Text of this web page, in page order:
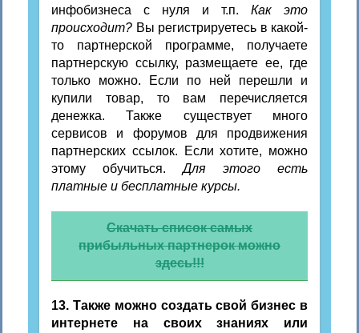
инфобизнеса с нуля и т.п. Как это
происходит? Вы регистрируетесь в какой-
то партнерской программе, получаете
партнерскую ссылку, размещаете ее, где
только можно. Если по ней перешли и
купили товар, то вам перечисляется
денежка. Также существует много
сервисов и форумов для продвижения
партнерских ссылок. Если хотите, можно
этому обучиться.Для этого есть
платные и бесплатные курсы.
Скачать список самых
прибыльных партнерок можно
здесь!!!
13. Также можно создать свой бизнес в
интернете на своих знаниях или